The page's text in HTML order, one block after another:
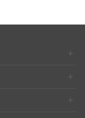
+
+
+